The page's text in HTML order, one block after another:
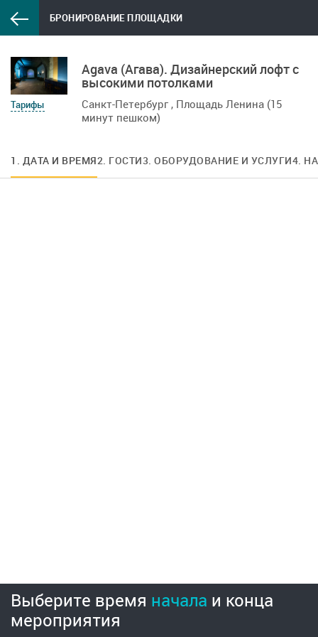
БРОНИРОВАНИЕ ПЛОЩАДКИ
Выберите время начала и конца
мероприятия
Тарифы
Agava (Агава). Дизайнерский лофт с
высокими потолками
Санкт-Петербург , Площадь Ленина (15
минут пешком)
1. ДАТА И ВРЕМЯ2. ГОСТИ3. ОБОРУДОВАНИЕ И УСЛУГИ4.